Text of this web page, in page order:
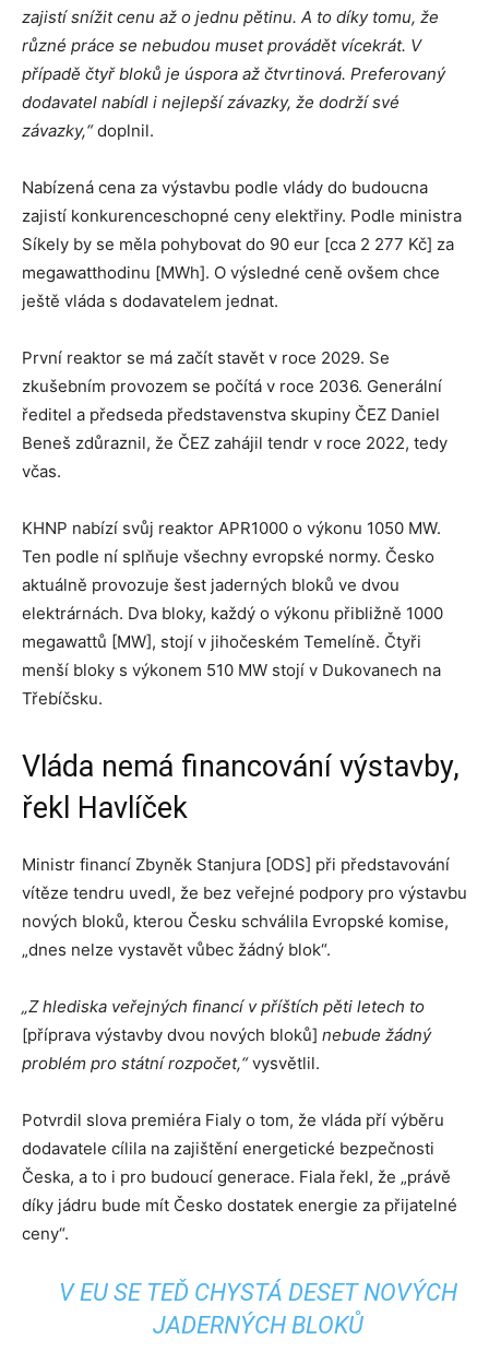
zajistí snížit cenu až o jednu pětinu. A to díky tomu, že
různé práce se nebudou muset provádět vícekrát. V
případě čtyř bloků je úspora až čtvrtinová. Preferovaný
dodavatel nabídl i nejlepší závazky, že dodrží své
závazky,“doplnil.
Nabízená cena za výstavbu podle vlády do budoucna
zajistí konkurenceschopné ceny elektřiny. Podle ministra
Síkely by se měla pohybovat do 90 eur [cca 2 277 Kč] za
megawatthodinu [MWh]. O výsledné ceně ovšem chce
ještě vláda s dodavatelem jednat.
První reaktor se má začít stavět v roce 2029. Se
zkušebním provozem se počítá v roce 2036. Generální
ředitel a předseda představenstva skupiny ČEZ Daniel
Beneš zdůraznil, že ČEZ zahájil tendr v roce 2022, tedy
včas.
KHNP nabízí svůj reaktor APR1000 o výkonu 1050 MW.
Ten podle ní splňuje všechny evropské normy. Česko
aktuálně provozuje šest jaderných bloků ve dvou
elektrárnách. Dva bloky, každý o výkonu přibližně 1000
megawattů [MW], stojí v jihočeském Temelíně. Čtyři
menší bloky s výkonem 510 MW stojí v Dukovanech na
Třebíčsku.
Vláda nemá financování výstavby,
řekl Havlíček
Ministr financí Zbyněk Stanjura [ODS] při představování
vítěze tendru uvedl, že bez veřejné podpory pro výstavbu
nových bloků, kterou Česku schválila Evropské komise,
„dnes nelze vystavět vůbec žádný blok“.
„Z hlediska veřejných financí v příštích pěti letech to
[příprava výstavby dvou nových bloků] nebude žádný
problém pro státní rozpočet,“vysvětlil.
Potvrdil slova premiéra Fialy o tom, že vláda pří výběru
dodavatele cílila na zajištění energetické bezpečnosti
Česka, a to i pro budoucí generace. Fiala řekl, že „právě
díky jádru bude mít Česko dostatek energie za přijatelné
ceny“.
V EU SE TEĎ CHYSTÁ DESET NOVÝCH
JADERNÝCH BLOKŮ